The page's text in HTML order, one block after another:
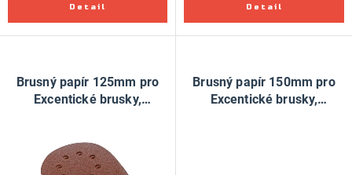
Brusný papír 125mm pro
Excentické brusky,
Brusný papír 150mm pro
Excentické brusky,